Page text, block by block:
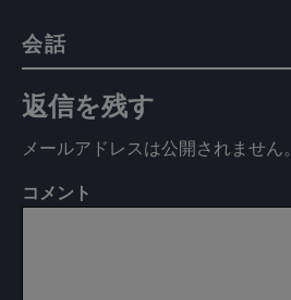
会話
返信を残す
メールアドレスは公開されません。
コメント